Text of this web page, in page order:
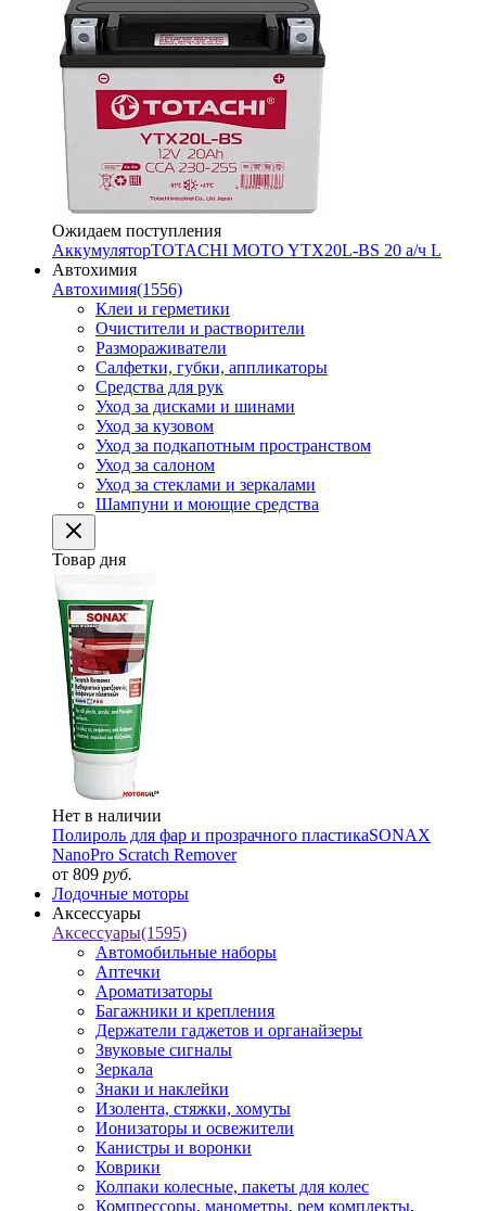
Ожидаем поступления
АккумуляторTOTACHI MOTO YTX20L-BS 20 а/ч L
Автохимия
Автохимия(1556)
Клеи и герметики
Очистители и растворители
Размораживатели
Салфетки, губки, аппликаторы
Средства для рук
Уход за дисками и шинами
Уход за кузовом
Уход за подкапотным пространством
Уход за салоном
Уход за стеклами и зеркалами
Шампуни и моющие средства
Товар дня
Нет в наличии
Полироль для фар и прозрачного пластикаSONAX
NanoPro Scratch Remover
от 809 руб.
Лодочные моторы
Аксессуары
Аксессуары(1595)
Автомобильные наборы
Аптечки
Ароматизаторы
Багажники и крепления
Держатели гаджетов и органайзеры
Звуковые сигналы
Зеркала
Знаки и наклейки
Изолента, стяжки, хомуты
Ионизаторы и освежители
Канистры и воронки
Коврики
Колпаки колесные, пакеты для колес
Компрессоры, манометры, рем комплекты,